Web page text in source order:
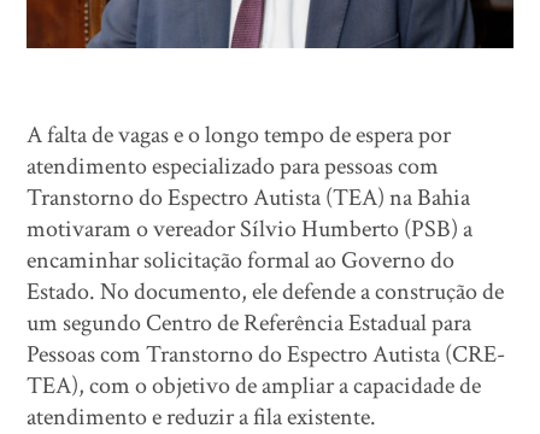
A falta de vagas e o longo tempo de espera por
atendimento especializado para pessoas com
Transtorno do Espectro Autista (TEA) na Bahia
motivaram o vereador Sílvio Humberto (PSB) a
encaminhar solicitação formal ao Governo do
Estado. No documento, ele defende a construção de
um segundo Centro de Referência Estadual para
Pessoas com Transtorno do Espectro Autista (CRE-
TEA), com o objetivo de ampliar a capacidade de
atendimento e reduzir a fila existente.